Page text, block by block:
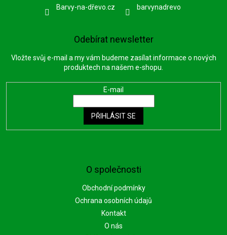
O společnosti
Obchodní podmínky
Ochrana osobních údajů
Kontakt
O nás
Barvy-na-dřevo.cz barvynadrevo
Odebírat newsletter
Vložte svůj e-mail a my vám budeme zasílat informace o nových
produktech na našem e-shopu.
E-mail
PŘIHLÁSIT SE